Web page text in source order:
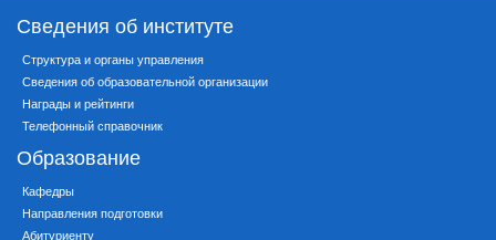
Сведения об институте
Структура и органы управления
Сведения об образовательной организации
Награды и рейтинги
Телефонный справочник
Образование
Кафедры
Направления подготовки
Абитуриенту